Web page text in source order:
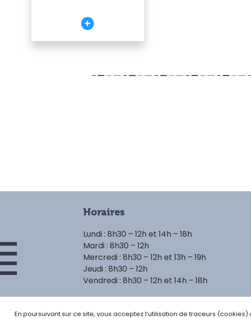
Horaires
Lundi : 8h30 – 12h et 14h – 18h
Mardi : 8h30 – 12h
Mercredi : 8h30 – 12h et 13h – 19h
Jeudi : 8h30 – 12h
Vendredi : 8h30 – 12h et 14h – 18h
En poursuivant sur ce site, vous acceptez l’utilisation de traceurs